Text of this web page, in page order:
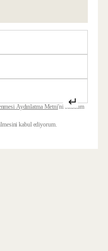
Aydınlatma Metni'ni okudum
kabul ediyorum.
↵